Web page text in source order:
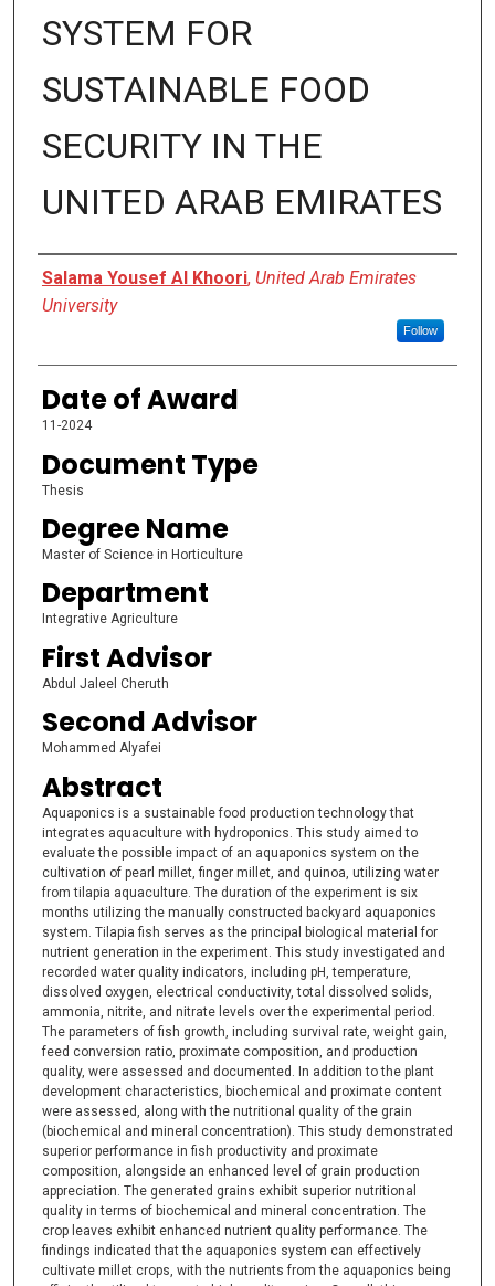
SYSTEM FOR
SUSTAINABLE FOOD
SECURITY IN THE
UNITED ARAB EMIRATES
Author
Salama Yousef Al Khoori, United Arab Emirates
University
Follow
Date of Award
11-2024
Document Type
Thesis
Degree Name
Master of Science in Horticulture
Department
Integrative Agriculture
First Advisor
Abdul Jaleel Cheruth
Second Advisor
Mohammed Alyafei
Abstract
Aquaponics is a sustainable food production technology that
integrates aquaculture with hydroponics. This study aimed to
evaluate the possible impact of an aquaponics system on the
cultivation of pearl millet, finger millet, and quinoa, utilizing water
from tilapia aquaculture. The duration of the experiment is six
months utilizing the manually constructed backyard aquaponics
system. Tilapia fish serves as the principal biological material for
nutrient generation in the experiment. This study investigated and
recorded water quality indicators, including pH, temperature,
dissolved oxygen, electrical conductivity, total dissolved solids,
ammonia, nitrite, and nitrate levels over the experimental period.
The parameters of fish growth, including survival rate, weight gain,
feed conversion ratio, proximate composition, and production
quality, were assessed and documented. In addition to the plant
development characteristics, biochemical and proximate content
were assessed, along with the nutritional quality of the grain
(biochemical and mineral concentration). This study demonstrated
superior performance in fish productivity and proximate
composition, alongside an enhanced level of grain production
appreciation. The generated grains exhibit superior nutritional
quality in terms of biochemical and mineral concentration. The
crop leaves exhibit enhanced nutrient quality performance. The
findings indicated that the aquaponics system can effectively
cultivate millet crops, with the nutrients from the aquaponics being